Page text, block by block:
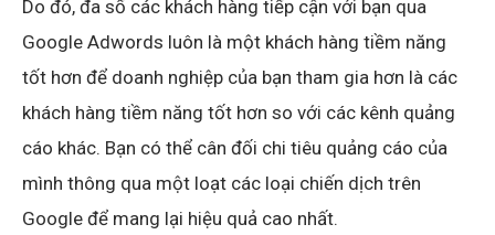
Do đó, đa số các khách hàng tiếp cận với bạn qua
Google Adwords luôn là một khách hàng tiềm năng
tốt hơn để doanh nghiệp của bạn tham gia hơn là các
khách hàng tiềm năng tốt hơn so với các kênh quảng
cáo khác. Bạn có thể cân đối chi tiêu quảng cáo của
mình thông qua một loạt các loại chiến dịch trên
Google để mang lại hiệu quả cao nhất.